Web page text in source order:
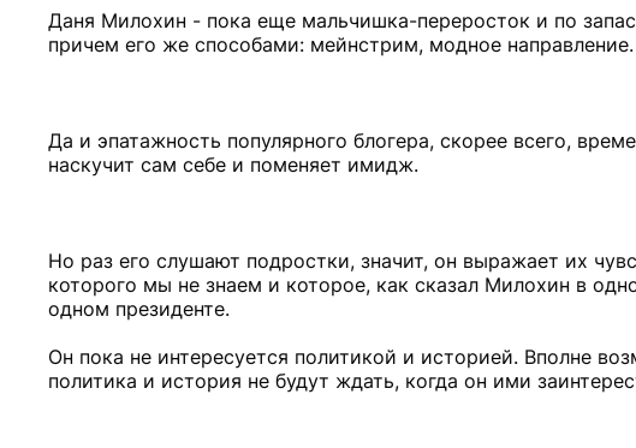
Даня Милохин - пока еще мальчишка-переросток и по
причем его же способами: мейнстрим, модное направление.
Да и эпатажность популярного блогера, скорее всего,
наскучит сам себе и поменяет имидж.
Но раз его слушают подростки, значит, он выражает их
которого мы не знаем и которое, как сказал Милохин в
одном президенте.
Он пока не интересуется политикой и историей. Вполне
политика и история не будут ждать, когда он ими